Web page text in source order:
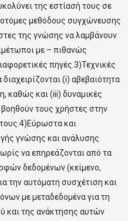
της εστίασή τους σε
μεθόδους συγχώνευσης
της γνώσης να λαμβάνουν
με – πιθανώς
πηγές.3)Τεχνικές
(i) αβεβαιότητα
καθώς και (iii) δυναμικές
τους χρήστες στην
και
γνώσης και ανάλυσης
να επηρεάζονται από τα
δεδομένων (κείμενο,
την αυτόματη συσχέτιση και
με μεταδεδομένα για τη
και της ανάκτησης αυτών